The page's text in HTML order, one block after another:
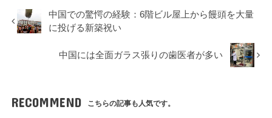
中国での驚愕の経験：6階ビル屋上から饅頭を大量
に投げる新築祝い
中国には全面ガラス張りの歯医者が多い
RECOMMEND こちらの記事も人気です。